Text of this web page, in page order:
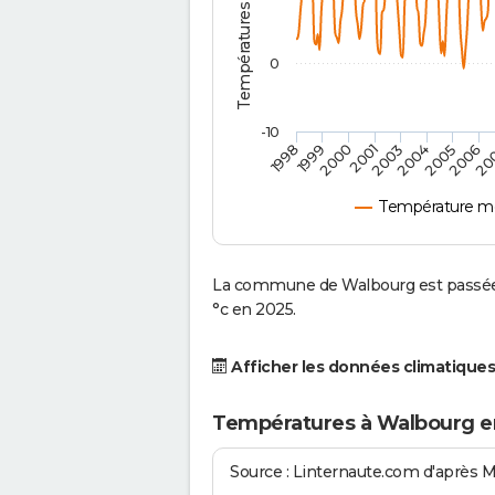
Température
19981999200020012003200420052006
-10
0
La commune de Walbourg est
°c en 2025.
Afficher les données
Températures à Walbourg
Source : Linternaute.com d'après